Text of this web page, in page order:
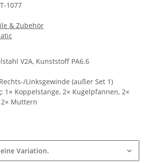
1077
& Zubehör
V2A, Kunststoff PA6.6
Rechts-/Linksgewinde (außer Set 1)
1× Koppelstange, 2× Kugelpfannen, 2×
Muttern
Variation.